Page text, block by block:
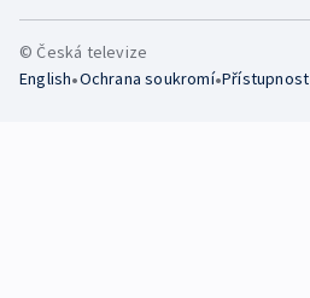
© Česká televize
English•Ochrana soukromí•Přístupnost